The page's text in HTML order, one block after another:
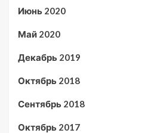
Июнь 2020
Май 2020
Декабрь 2019
Октябрь 2018
Сентябрь 2018
Октябрь 2017